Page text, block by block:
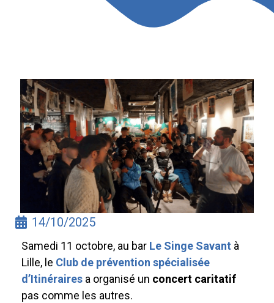
14/10/2025
Samedi 11 octobre, au bar Le Singe Savant à
Lille, le Club de prévention spécialisée
d’Itinéraires a organisé un concert caritatif
pas comme les autres.